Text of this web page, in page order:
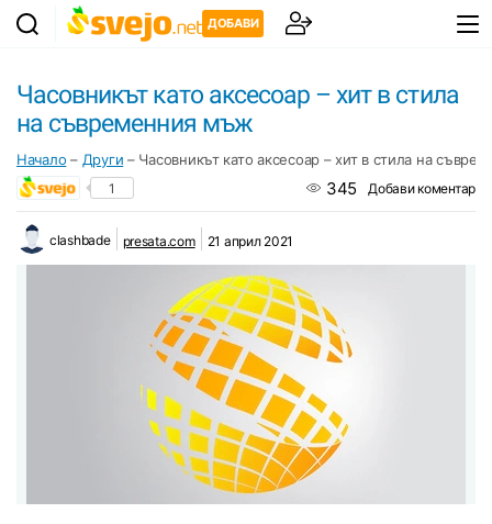
ДОБАВИ
Часовникът като аксесоар – хит в стила
на съвременния мъж
Начало – Други – Часовникът като аксесоар – хит в стила на
1 345 Добави коментар
clashbade presata.com 21 април 2021